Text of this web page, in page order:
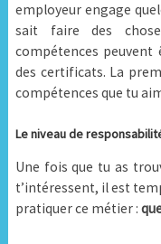
employeur engage
sait faire des
compétences
des certificats. La
compétences que tu
Le niveau de
Une fois que tu as
t’intéressent, il est
pratiquer ce métier :